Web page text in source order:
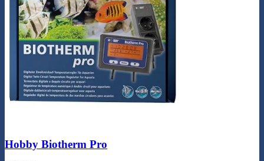
Hobby Biotherm Pro